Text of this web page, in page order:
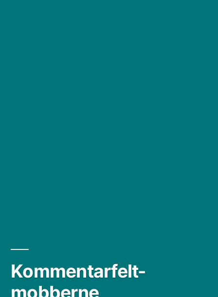
Kommentarfelt-
mobberne